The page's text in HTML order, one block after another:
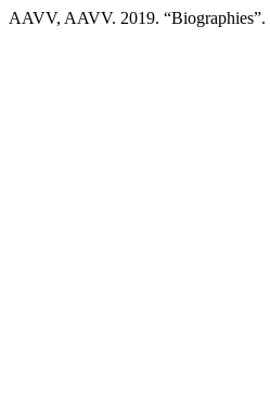
AAVV, AAVV. 2019. “Biographies”.